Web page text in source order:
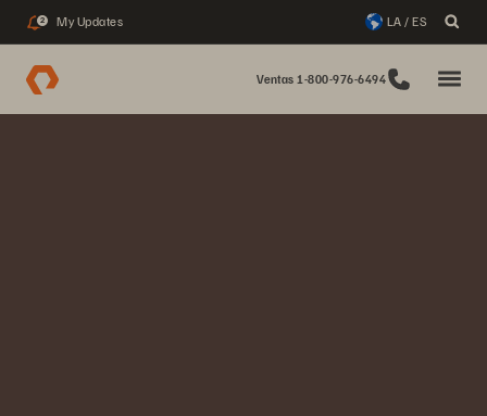
2 My Updates LA / ES
Ventas 1-800-976-6494